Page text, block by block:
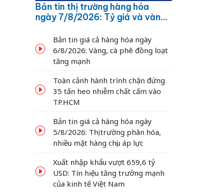
Bản tin thị trường hàng hóa
ngày 7/8/2026: Tỷ giá và vàng
dầu thế giới bật tăng
Bản tin giá cả hàng hóa ngày
6/8/2026: Vàng, cà phê đồng loạt
tăng mạnh
Toàn cảnh hành trình chặn đứng
35 tấn heo nhiễm chất cấm vào
TP.HCM
Bản tin giá cả hàng hóa ngày
5/8/2026: Thị trường phân hóa,
nhiều mặt hàng chịu áp lực
Xuất nhập khẩu vượt 659,6 tỷ
USD: Tín hiệu tăng trưởng mạnh
của kinh tế Việt Nam